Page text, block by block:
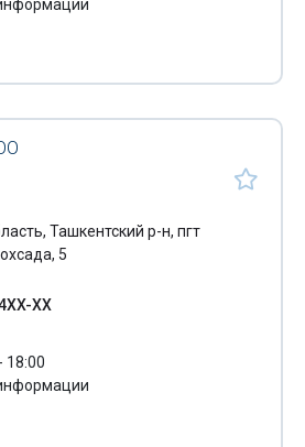
Ташкентский р-н, пгт
5
XX
18:00